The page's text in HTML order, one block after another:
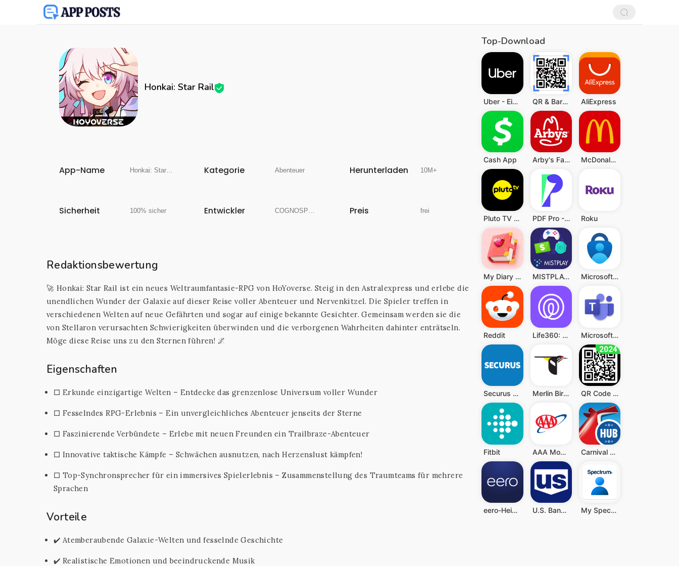
Honkai: Star Rail
App-Name Honkai: Star Rail Kategorie Abenteuer Herunterladen 10M+
Sicherheit 100% sicher Entwickler COGNOSPHERE PTE. LTD. Preis frei
Redaktionsbewertung
🚀 Honkai: Star Rail ist ein neues Weltraumfantasie-RPG von HoYoverse. Steig in den Astralexpress und erlebe die
unendlichen Wunder der Galaxie auf dieser Reise voller Abenteuer und Nervenkitzel. Die Spieler treffen in
verschiedenen Welten auf neue Gefährten und sogar auf einige bekannte Gesichter. Gemeinsam werden sie die
von Stellaron verursachten Schwierigkeiten überwinden und die verborgenen Wahrheiten dahinter enträtseln.
Möge diese Reise uns zu den Sternen führen! 🌌
Eigenschaften
□ Erkunde einzigartige Welten – Entdecke das grenzenlose Universum voller Wunder
□ Fesselndes RPG-Erlebnis – Ein unvergleichliches Abenteuer jenseits der Sterne
□ Faszinierende Verbündete – Erlebe mit neuen Freunden ein Trailbraze-Abenteuer
□ Innovative taktische Kämpfe – Schwächen ausnutzen, nach Herzenslust kämpfen!
□ Top-Synchronsprecher für ein immersives Spielerlebnis – Zusammenstellung des Traumteams für mehrere
Sprachen
Vorteile
✔️ Atemberaubende Galaxie-Welten und fesselnde Geschichte
✔️ Realistische Emotionen und beeindruckende Musik
Top-Download
Uber - Eine Fahrt bestellen QR & Barcode Scanner (Deutsch) AliExpress
Cash App Arby's Fast Food Sandwiches McDonald's
Pluto TV - TV, Filme & Serien PDF Pro - Reader & Maker Roku
My Diary - Diary With Lock MISTPLAY: Spiele für Belohnung Microsoft Authenticator
Reddit Life360: Standort teilen Microsoft Teams
Securus Mobile Merlin Bird ID von Cornell Lab QR Code Scanner (Deutsch)
Fitbit AAA Mobile Carnival HUB
eero-Heim-WLAN-System U.S. Bank Mobile Banking My Spectrum